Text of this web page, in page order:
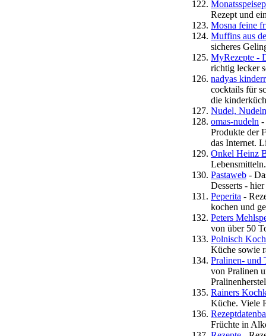
Rezept und
Mosna feine
Muffins aus
sicheres
MyRezepte -
richtig lecker
nadyas
cocktails für
die
Nudel,
omas-nudeln -
Produkte der
das Internet.
Onkel Heinz
Lebensmitteln.
Pastaweb -
Desserts -
Peperita -
kochen und
Peters
von über 50
Polnisch
Küche sowie
Pralinen- und
von Pralinen
Rainers
Küche. Viele
Früchte in